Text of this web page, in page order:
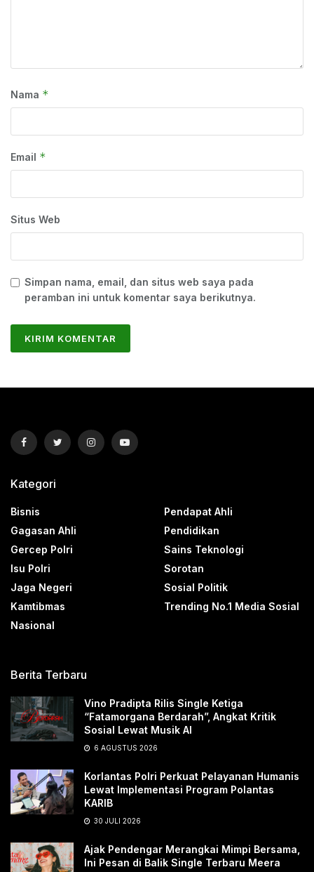
Nama *
Email *
Situs Web
Simpan nama, email, dan situs web saya pada
peramban ini untuk komentar saya berikutnya.
Kategori
Bisnis
Gagasan Ahli
Gercep Polri
Isu Polri
Jaga Negeri
Kamtibmas
Nasional
Pendapat Ahli
Pendidikan
Sains Teknologi
Sorotan
Sosial Politik
Trending No.1 Media Sosial
Berita Terbaru
Vino Pradipta Rilis Single Ketiga
“Fatamorgana Berdarah”, Angkat Kritik
Sosial Lewat Musik AI
6 AGUSTUS 2026
Korlantas Polri Perkuat Pelayanan Humanis
Lewat Implementasi Program Polantas
KARIB
30 JULI 2026
Ajak Pendengar Merangkai Mimpi Bersama,
Ini Pesan di Balik Single Terbaru Meera